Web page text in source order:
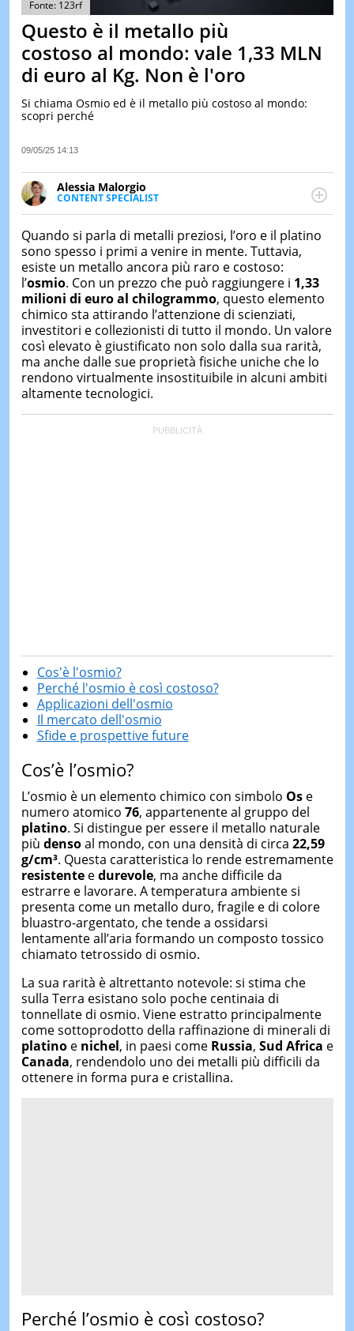
TEST
LE
DI
IERI
Fonte: 123rf
Questo è il metallo più
costoso al mondo: vale 1,33 MLN
di euro al Kg. Non è l'oro
Si chiama Osmio ed è il metallo più costoso al mondo:
scopri perché
09/05/25 14:13
Alessia Malorgio
CONTENT SPECIALIST
Ha conseguito un Master in Marketing Management
e Google Digital Training su Marketing digitale. Si
occupa della creazione di contenuti in ottica SEO e
dello sviluppo di strategie marketing attraverso
canali digitali.
Quando si parla di metalli preziosi, l’oro e il platino
sono spesso i primi a venire in mente. Tuttavia,
esiste un metallo ancora più raro e costoso:
l’osmio. Con un prezzo che può raggiungere i 1,33
milioni di euro al chilogrammo, questo elemento
chimico sta attirando l’attenzione di scienziati,
investitori e collezionisti di tutto il mondo. Un valore
così elevato è giustificato non solo dalla sua rarità,
ma anche dalle sue proprietà fisiche uniche che lo
rendono virtualmente insostituibile in alcuni ambiti
altamente tecnologici.
Cos'è l'osmio?
Perché l'osmio è così costoso?
Applicazioni dell'osmio
Il mercato dell'osmio
Sfide e prospettive future
Cos’è l’osmio?
L’osmio è un elemento chimico con simbolo Ose
numero atomico 76, appartenente al gruppo del
platino. Si distingue per essere il metallo naturale
più densoal mondo, con una densità di circa 22,59
g/cm³. Questa caratteristica lo rende estremamente
resistenteedurevole, ma anche difficile da
estrarre e lavorare. A temperatura ambiente si
presenta come un metallo duro, fragile e di colore
bluastro-argentato, che tende a ossidarsi
lentamente all’aria formando un composto tossico
chiamato tetrossido di osmio.
La sua rarità è altrettanto notevole: si stima che
sulla Terra esistano solo poche centinaia di
tonnellate di osmio. Viene estratto principalmente
come sottoprodotto della raffinazione di minerali di
platinoe nichel, in paesi come Russia, Sud Africa e
Canada, rendendolo uno dei metalli più difficili da
ottenere in forma pura e cristallina.
Perché l’osmio è così costoso?